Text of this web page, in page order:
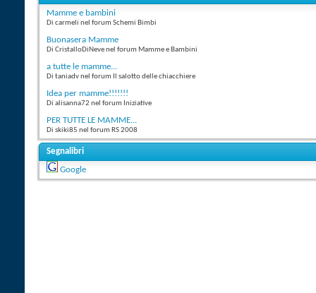
Mamme e bambini
Di carmeli nel forum Schemi Bimbi
Buonasera Mamme
Di CristalloDiNeve nel forum Mamme e Bambini
a tutte le mamme...
Di taniadv nel forum Il salotto delle chiacchiere
Idea per mamme!!!!!!!
Di alisanna72 nel forum Iniziative
PER TUTTE LE MAMME...
Di skiki85 nel forum RS 2008
Segnalibri
Google